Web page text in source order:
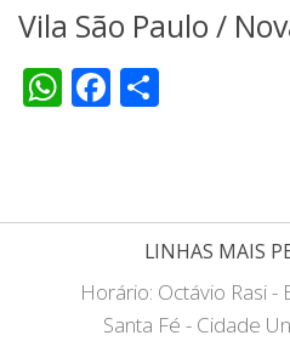
Vila São Paulo /
WhatsApp
Facebook
LINHAS MAIS
Horário: Octávio Rasi -
Santa Fé - Cidade